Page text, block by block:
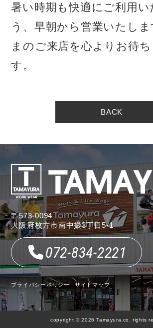
暑い時期も快適にご利用い
う、早朝から営業いたしま
まのご来店を心よりお待
す。
BACK
〒573-0094
大阪府枚方市南中振3丁目5-1
072-834-2221
プライバシーポリシー サイトマップ
copyright © 2026 Tamayura.co. rights